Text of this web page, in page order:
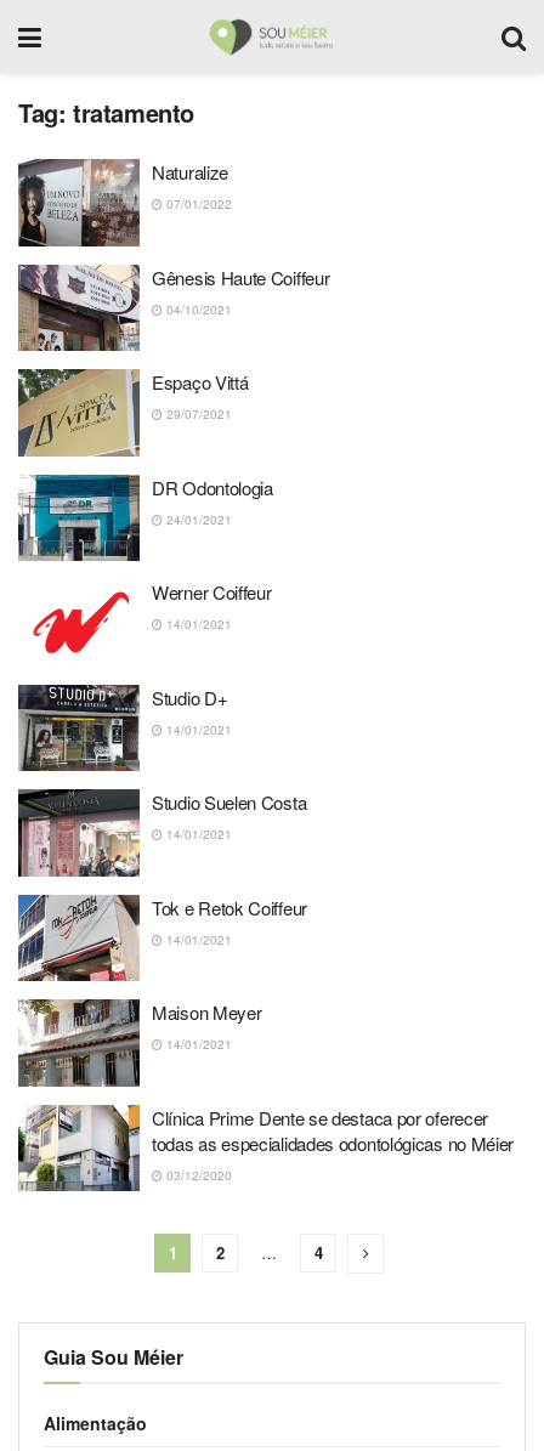
Tag: tratamento
Naturalize
07/01/2022
Gênesis Haute Coiffeur
04/10/2021
Espaço Vittá
29/07/2021
DR Odontologia
24/01/2021
Werner Coiffeur
14/01/2021
Studio D+
14/01/2021
Studio Suelen Costa
14/01/2021
Tok e Retok Coiffeur
14/01/2021
Maison Meyer
14/01/2021
Clínica Prime Dente se destaca por oferecer
todas as especialidades odontológicas no Méier
03/12/2020
1 2 … 4
Guia Sou Méier
Alimentação